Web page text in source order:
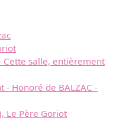
Cette salle, entièrement
- Honoré de BALZAC -
Le Père Goriot